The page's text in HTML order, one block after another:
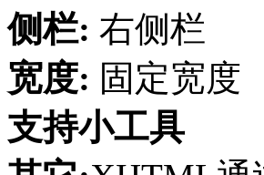
侧栏: 右侧栏
宽度: 固定宽度
支持小工具